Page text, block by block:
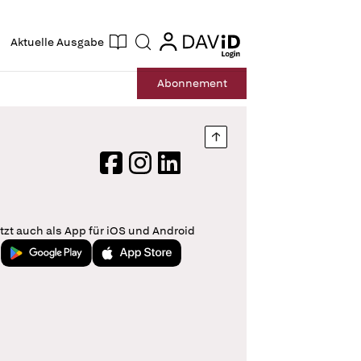
Aktuelle Ausgabe Suche login
login
Abonnement
Nach oben springen
FacebookInstagram
LinkedIn
auch als App für iOS und Android
Jetzt bei Google PlayLaden im App Store